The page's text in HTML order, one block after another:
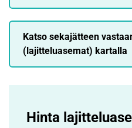
Katso sekajätteen
(lajitteluasemat) kartalla
Hinta